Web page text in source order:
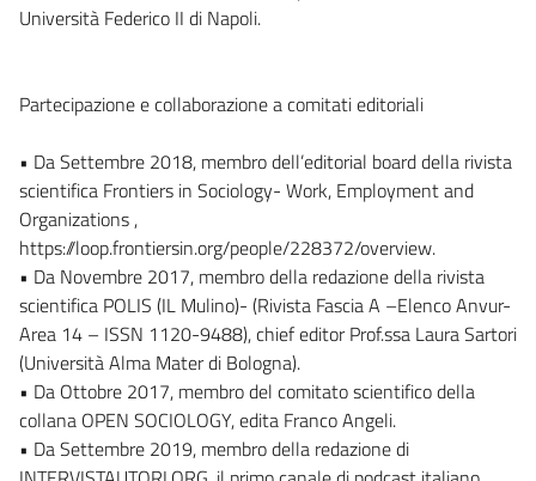
Università Federico II di Napoli.
Partecipazione e collaborazione a comitati editoriali
• Da Settembre 2018, membro dell’editorial board della rivista
scientifica Frontiers in Sociology- Work, Employment and
Organizations ,
https://loop.frontiersin.org/people/228372/overview.
• Da Novembre 2017, membro della redazione della rivista
scientifica POLIS (IL Mulino)- (Rivista Fascia A –Elenco Anvur-
Area 14 – ISSN 1120-9488), chief editor Prof.ssa Laura Sartori
(Università Alma Mater di Bologna).
• Da Ottobre 2017, membro del comitato scientifico della
collana OPEN SOCIOLOGY, edita Franco Angeli.
• Da Settembre 2019, membro della redazione di